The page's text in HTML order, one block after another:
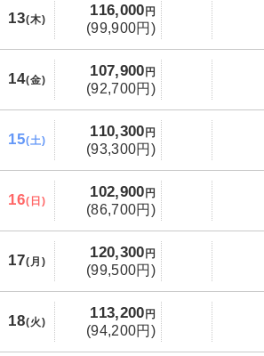
13(木)
116,000 円
(99,900円)
14(金)
107,900 円
(92,700円)
15(土)
110,300 円
(93,300円)
16(日)
102,900 円
(86,700円)
17(月)
120,300 円
(99,500円)
18(火)
113,200 円
(94,200円)